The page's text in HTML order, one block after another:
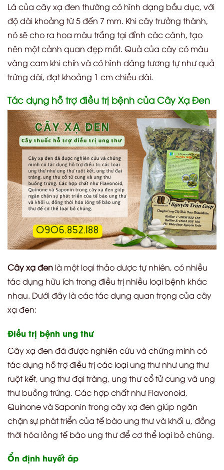
Lá của cây xạ đen thường có hình dạng bầu dục, với
độ dài khoảng từ 5 đến 7 mm. Khi cây trưởng thành,
nó sẽ cho ra hoa màu trắng tại đỉnh các cành, tạo
nên một cảnh quan đẹp mắt. Quả của cây có màu
vàng cam khi chín và có hình dáng tương tự như quả
trứng dài, đạt khoảng 1 cm chiều dài.
Tác dụng hỗ trợ điều trị bệnh của Cây Xạ Đen
Cây xạ đen là một loại thảo dược tự nhiên, có nhiều
tác dụng hữu ích trong điều trị nhiều loại bệnh khác
nhau. Dưới đây là các tác dụng quan trọng của cây
xạ đen:
Điều trị bệnh ung thư
Cây xạ đen đã được nghiên cứu và chứng minh có
tác dụng hỗ trợ điều trị các loại ung thư như ung thư
ruột kết, ung thư đại tràng, ung thư cổ tử cung và ung
thư buồng trứng. Các hợp chất như Flavonoid,
Quinone và Saponin trong cây xạ đen giúp ngăn
chặn sự phát triển của tế bào ung thư và khối u, đồng
thời hóa lỏng tế bào ung thư để cơ thể loại bỏ chúng.
Ổn định huyết áp